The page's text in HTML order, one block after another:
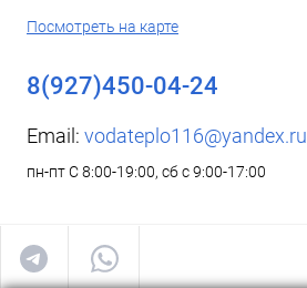
Посмотреть на карте
8(927)450-04-24
Email: vodateplo116@yandex.ru
пн-пт С 8:00-19:00, сб с 9:00-17:00